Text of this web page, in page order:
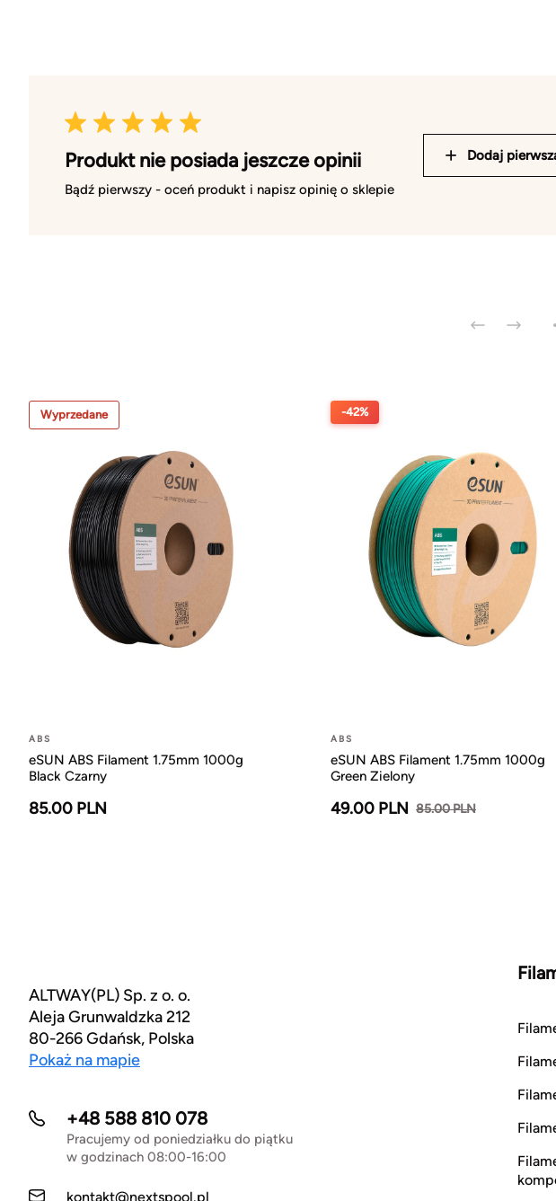
Produkt nie posiada jeszcze opinii
Bądź pierwszy - oceń produkt i napisz opinię o sklepie
Dodaj
Wyprzedane
ABS
eSUN ABS Filament 1.75mm 1000g
Black Czarny
85.00 PLN
-42%
ABS
eSUN ABS Filament 1.75mm 1000g
Green Zielony
49.00 PLN 85.00 PLN
ALTWAY(PL) Sp. z o. o.
Aleja Grunwaldzka 212
80-266 Gdańsk, Polska
Pokaż na mapie
+48 588 810 078
Pracujemy od poniedziałku do piątku
w godzinach 08:00-16:00
kontakt@nextspool.pl